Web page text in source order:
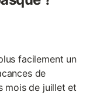
facilement un
de
mois de juillet et